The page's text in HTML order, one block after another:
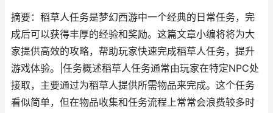
摘要：稻草人任务是梦幻西游中一个经典的日常任务，完
成后可以获得丰厚的经验和奖励。这篇文章小编将将为大
家提供高效的攻略，帮助玩家快速完成稻草人任务，提升
游戏体验。|任务概述稻草人任务通常由玩家在特定NPC处
接取，主要通过为稻草人提供所需物品来完成。这个任务
看似简单，但在物品收集和任务流程上常常会浪费较多时